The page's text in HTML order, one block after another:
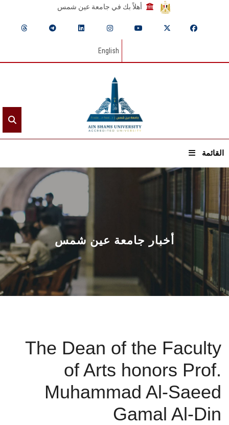
أهلاً بك في جامعة عين شمس
English
القائمة
الرئيسيـة
عن الجامعة
القطاعـات
الشئون الأكاديمية
البحث العلمي
المراكز والوحدات
أخبار جامعة عين شمس
The Dean of the Faculty
of Arts honors Prof.
Muhammad Al-Saeed
Gamal Al-Din